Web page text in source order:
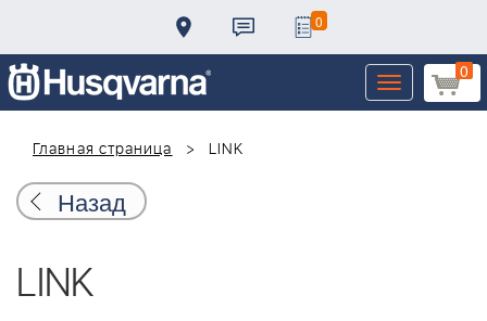
0
0
Toggle
navigation
Главная страница
LINK
Назад
LINK